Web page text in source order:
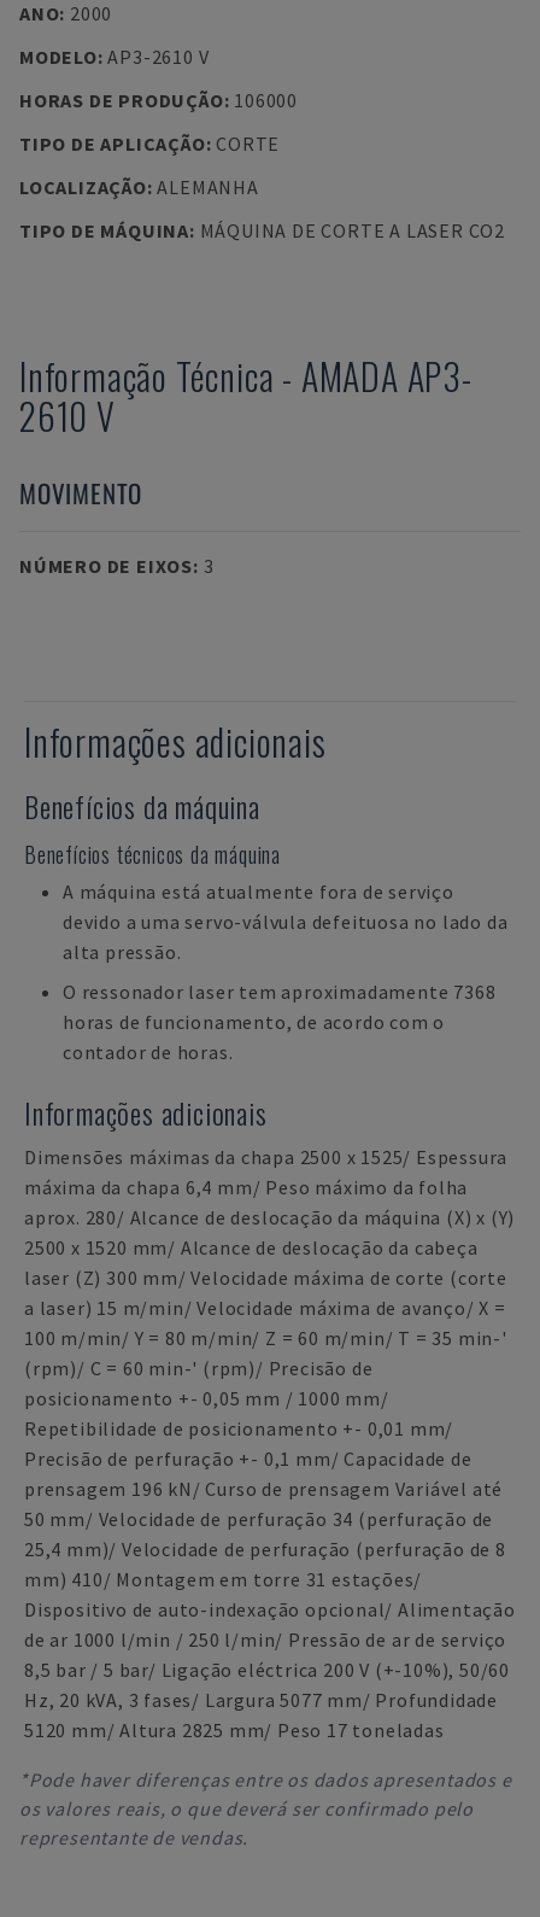
ANO: 2000
MODELO:AP3-2610 V
HORAS DE PRODUÇÃO: 106000
TIPO DE APLICAÇÃO: CORTE
LOCALIZAÇÃO:ALEMANHA
TIPO DE MÁQUINA: MÁQUINA DE CORTE A LASER CO2
Informação Técnica - AMADA AP3-
2610 V
MOVIMENTO
NÚMERO DE EIXOS: 3
Informações adicionais
Benefícios da máquina
Benefícios técnicos da máquina
A máquina está atualmente fora de serviço
devido a uma servo-válvula defeituosa no lado da
alta pressão.
O ressonador laser tem aproximadamente 7368
horas de funcionamento, de acordo com o
contador de horas.
Informações adicionais
Dimensões máximas da chapa 2500 x 1525/ Espessura
máxima da chapa 6,4 mm/ Peso máximo da folha
aprox. 280/ Alcance de deslocação da máquina (X) x (Y)
2500 x 1520 mm/ Alcance de deslocação da cabeça
laser (Z) 300 mm/ Velocidade máxima de corte (corte
a laser) 15 m/min/ Velocidade máxima de avanço/ X =
100 m/min/ Y = 80 m/min/ Z = 60 m/min/ T = 35 min-'
(rpm)/ C = 60 min-' (rpm)/ Precisão de
posicionamento +- 0,05 mm / 1000 mm/
Repetibilidade de posicionamento +- 0,01 mm/
Precisão de perfuração +- 0,1 mm/ Capacidade de
prensagem 196 kN/ Curso de prensagem Variável até
50 mm/ Velocidade de perfuração 34 (perfuração de
25,4 mm)/ Velocidade de perfuração (perfuração de 8
mm) 410/ Montagem em torre 31 estações/
Dispositivo de auto-indexação opcional/ Alimentação
de ar 1000 l/min / 250 l/min/ Pressão de ar de serviço
8,5 bar / 5 bar/ Ligação eléctrica 200 V (+-10%), 50/60
Hz, 20 kVA, 3 fases/ Largura 5077 mm/ Profundidade
5120 mm/ Altura 2825 mm/ Peso 17 toneladas
*Pode haver diferenças entre os dados apresentados e
os valores reais, o que deverá ser confirmado pelo
representante de vendas.